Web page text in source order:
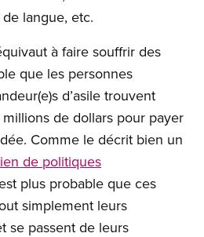
langue, etc.
à faire souffrir des
que les personnes
d’asile trouvent
de dollars pour payer
Comme le décrit bien un
de politiques
plus probable que ces
simplement leurs
se passent de leurs